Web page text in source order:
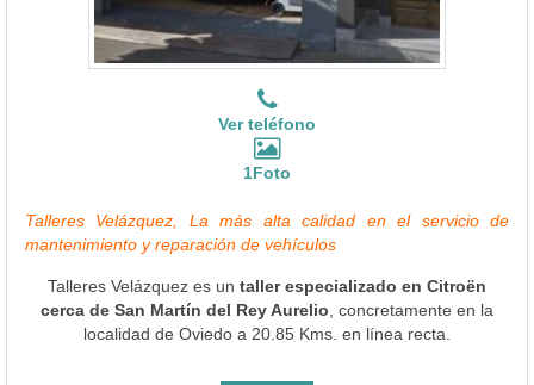
Ver teléfono
1Foto
Talleres Velázquez, La más alta calidad en el servicio de
mantenimiento y reparación de vehículos
Talleres Velázquez es un taller especializado en Citroën
cerca de San Martín del Rey Aurelio , concretamente en la
localidad de Oviedo a 20.85 Kms. en línea recta.